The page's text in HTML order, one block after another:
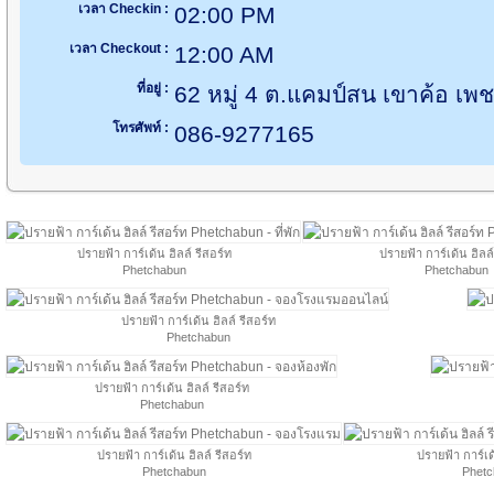
เวลา Checkin : 02:00 PM
เวลา Checkout : 12:00 AM
ที่อยู่ : 62 หมู่ 4 ต.แคมป์สน เขาค้อ เพ
โทรศัพท์ : 086-9277165
ปรายฟ้า การ์เด้น ฮิลล์ รีสอร์ท
Phetchabun
ปรายฟ้า การ์เด้น ฮิล
Phetchabun
ปรายฟ้า การ์เด้น ฮิลล์ รีสอร์ท
Phetchabun
ปรายฟ้า การ์เด้น ฮิลล์ รีสอร์ท
Phetchabun
ปรายฟ้า การ์เด้น ฮิลล์ รีสอร์ท
Phetchabun
ปรายฟ้า การ์